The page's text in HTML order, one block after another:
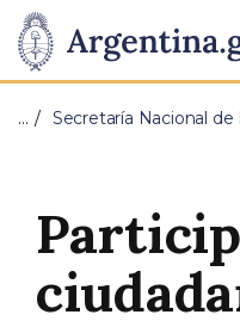
Presidencia
de
Nación
Pasar al contenido
… Secretaría Nacional de